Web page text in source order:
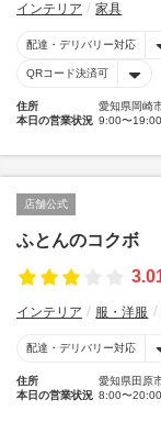
インテリア 家具
配達・デリバリー対応
QRコード決済可
住所
愛知県岡崎
本日の営業状況 9:00〜19:00
店舗公式
ふとんのコクボ
インテリア 服・洋服
配達・デリバリー対応
住所
愛知県田原
本日の営業状況 8:00〜20:00